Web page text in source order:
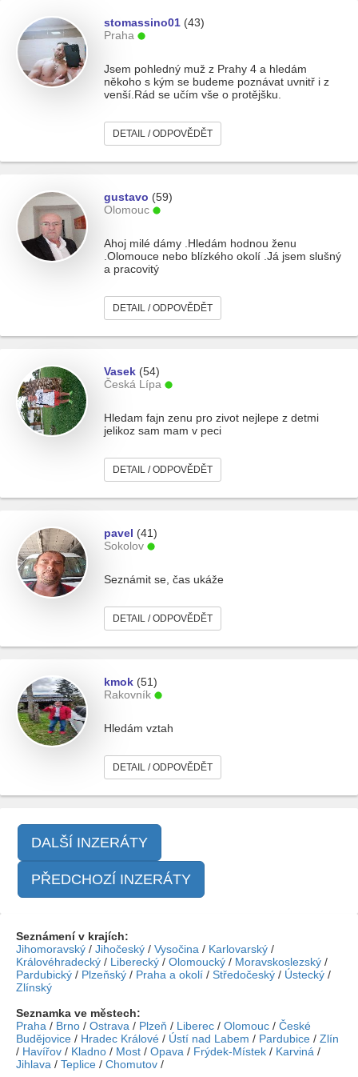
stomassino01 (43)
Praha
Jsem pohledný muž z Prahy 4 a hledám
někoho s kým se budeme poznávat uvnitř i z
venší.Rád se učím vše o protějšku.
DETAIL / ODPOVĚDĚT
gustavo (59)
Olomouc
Ahoj milé dámy .Hledám hodnou ženu
.Olomouce nebo blízkého okolí .Já jsem slušný
a pracovitý
DETAIL / ODPOVĚDĚT
Vasek (54)
Česká Lípa
Hledam fajn zenu pro zivot nejlepe z detmi
jelikoz sam mam v peci
DETAIL / ODPOVĚDĚT
pavel (41)
Sokolov
Seznámit se, čas ukáže
DETAIL / ODPOVĚDĚT
kmok (51)
Rakovník
Hledám vztah
DETAIL / ODPOVĚDĚT
DALŠÍ INZERÁTY
PŘEDCHOZÍ INZERÁTY
Seznámení v krajích:
Jihomoravský / Jihočeský / Vysočina / Karlovarský /
Královéhradecký / Liberecký / Olomoucký / Moravskoslezský /
Pardubický / Plzeňský / Praha a okolí / Středočeský / Ústecký /
Zlínský
Seznamka ve městech:
Praha / Brno / Ostrava / Plzeň / Liberec / Olomouc / České
Budějovice / Hradec Králové / Ústí nad Labem / Pardubice / Zlín
/ Havířov / Kladno / Most / Opava / Frýdek-Místek / Karviná /
Jihlava / Teplice / Chomutov /